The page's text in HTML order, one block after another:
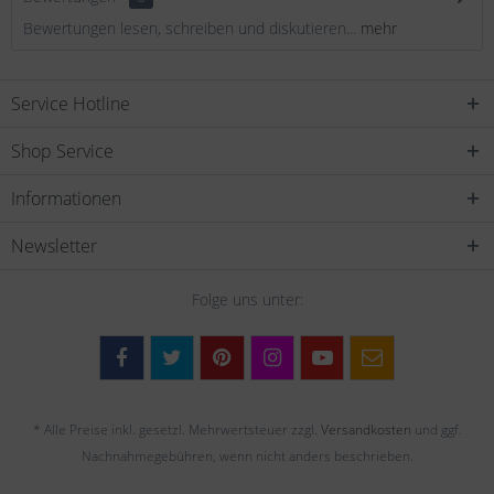
Bewertungen lesen, schreiben und diskutieren... mehr
Service Hotline
Shop Service
Informationen
Newsletter
Folge uns unter:
* Alle Preise inkl. gesetzl. Mehrwertsteuer zzgl. Versandkosten und ggf.
Nachnahmegebühren, wenn nicht anders beschrieben.